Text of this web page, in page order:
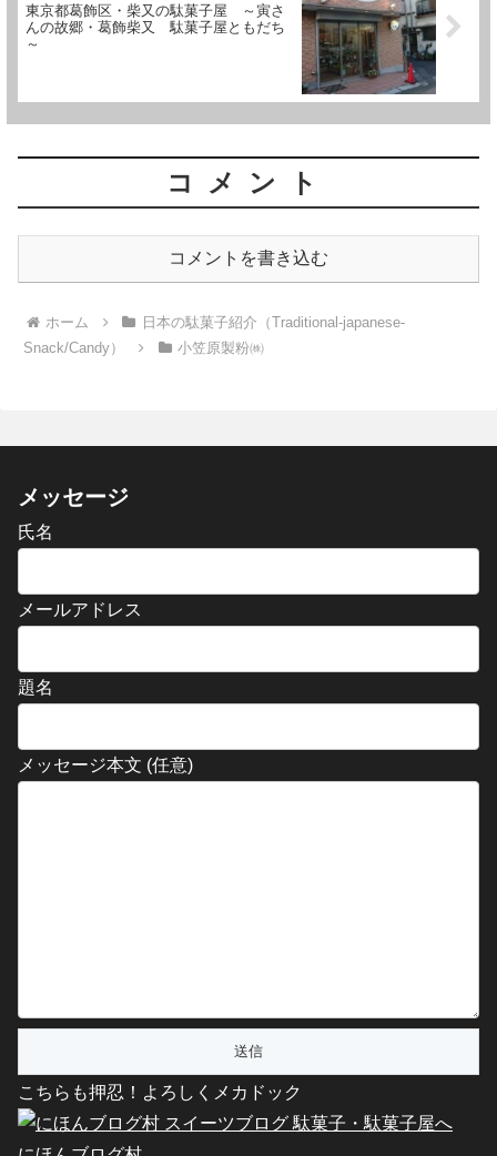
東京都葛飾区・柴又の駄菓子屋 ～寅さ
んの故郷・葛飾柴又 駄菓子屋ともだち
～
コメント
コメントを書き込む
ホーム
日本の駄菓子紹介（Traditional-japanese-
Snack/Candy）
小笠原製粉㈱
メッセージ
氏名
メールアドレス
題名
メッセージ本文 (任意)
こちらも押忍！よろしくメカドック